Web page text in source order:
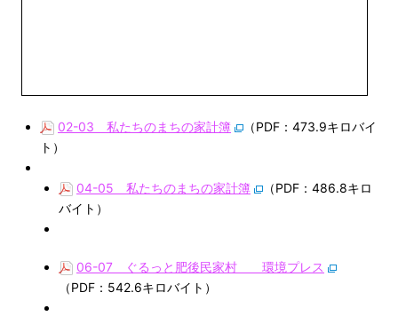
02-03 私たちのまちの家計簿
（PDF：473.9キロバイ
ト）
04-05 私たちのまちの家計簿
（PDF：486.8キロ
バイト）
06-07 ぐるっと肥後民家村 環境プレス
（PDF：542.6キロバイト）